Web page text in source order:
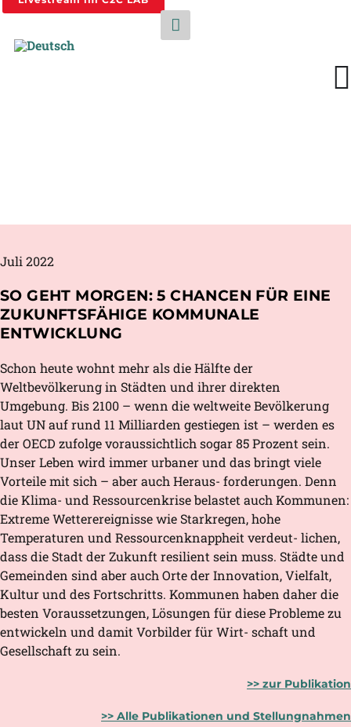
Juli 2022
SO GEHT MORGEN: 5 CHANCEN FÜR EINE
ZUKUNFTSFÄHIGE KOMMUNALE
ENTWICKLUNG
Schon heute wohnt mehr als die Hälfte der
Weltbevölkerung in Städten und ihrer direkten
Umgebung. Bis 2100 – wenn die weltweite Bevölkerung
laut UN auf rund 11 Milliarden gestiegen ist – werden es
der OECD zufolge voraussichtlich sogar 85 Prozent sein.
Unser Leben wird immer urbaner und das bringt viele
Vorteile mit sich – aber auch Heraus- forderungen. Denn
die Klima- und Ressourcenkrise belastet auch Kommunen:
Extreme Wetterereignisse wie Starkregen, hohe
Temperaturen und Ressourcenknappheit verdeut- lichen,
dass die Stadt der Zukunft resilient sein muss. Städte und
Gemeinden sind aber auch Orte der Innovation, Vielfalt,
Kultur und des Fortschritts. Kommunen haben daher die
besten Voraussetzungen, Lösungen für diese Probleme zu
entwickeln und damit Vorbilder für Wirt- schaft und
Gesellschaft zu sein.
>> zur Publikation
>> Alle Publikationen und Stellungnahmen